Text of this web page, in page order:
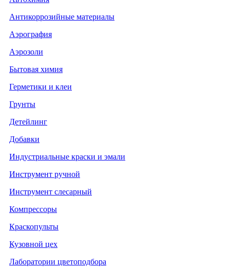
Антикоррозийные материалы
Аэрография
Аэрозоли
Бытовая химия
Герметики и клеи
Грунты
Детейлинг
Добавки
Индустриальные краски и эмали
Инструмент ручной
Инструмент слесарный
Компрессоры
Краскопульты
Кузовной цех
Лаборатории цветоподбора